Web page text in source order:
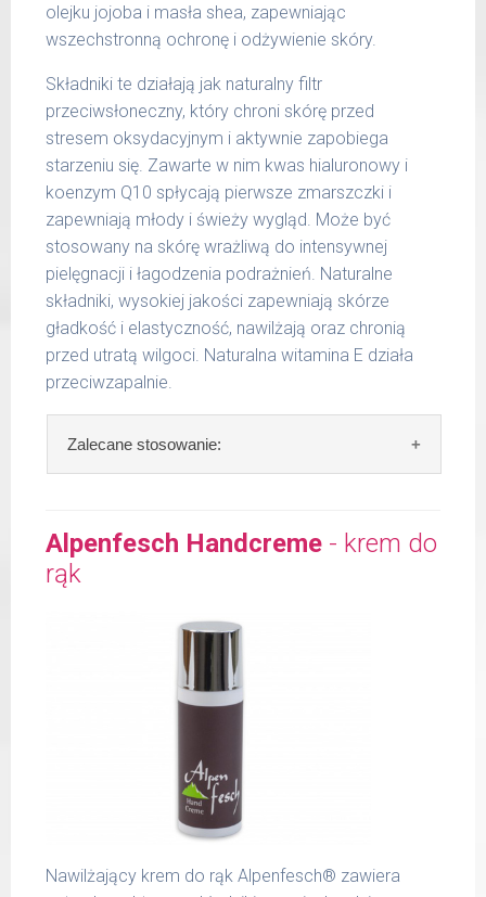
olejku jojoba i masła shea, zapewniając
wszechstronną ochronę i odżywienie skóry.
Składniki te działają jak naturalny filtr
przeciwsłoneczny, który chroni skórę przed
stresem oksydacyjnym i aktywnie zapobiega
starzeniu się. Zawarte w nim kwas hialuronowy i
koenzym Q10 spłycają pierwsze zmarszczki i
zapewniają młody i świeży wygląd. Może być
stosowany na skórę wrażliwą do intensywnej
pielęgnacji i łagodzenia podrażnień. Naturalne
składniki, wysokiej jakości zapewniają skórze
gładkość i elastyczność, nawilżają oraz chronią
przed utratą wilgoci. Naturalna witamina E działa
przeciwzapalnie.
Zalecane stosowanie:
oczyszczeniu skóry nałożyć na twarz, szyję i
dekolt. Lekko wmasować.
Alpenfesch Handcreme - krem do
rąk
Nawilżający krem do rąk Alpenfesch® zawiera